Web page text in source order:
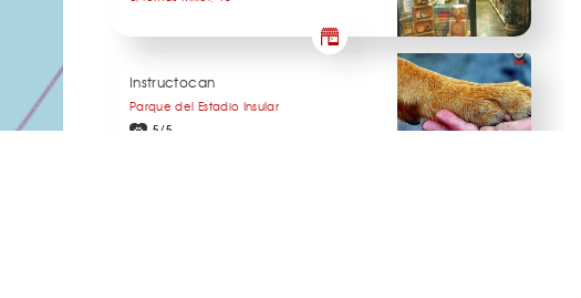
Instructocan
Parque del Estadio Insular
5/5